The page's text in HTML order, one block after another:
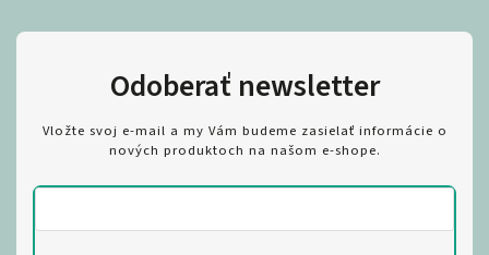
Odoberať newsletter
Vložte svoj e-mail a my Vám budeme zasielať informácie o
nových produktoch na našom e-shope.